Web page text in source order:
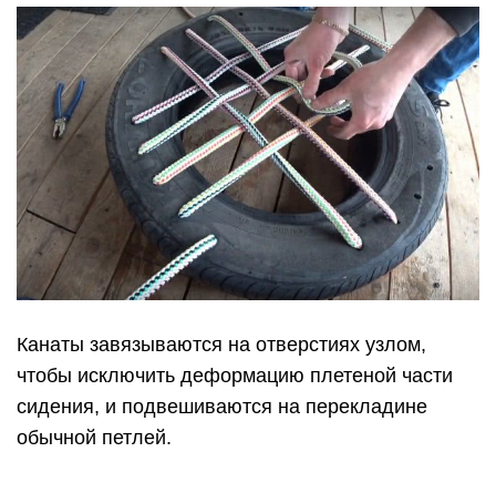
Канаты завязываются на отверстиях узлом,
чтобы исключить деформацию плетеной части
сидения, и подвешиваются на перекладине
обычной петлей.